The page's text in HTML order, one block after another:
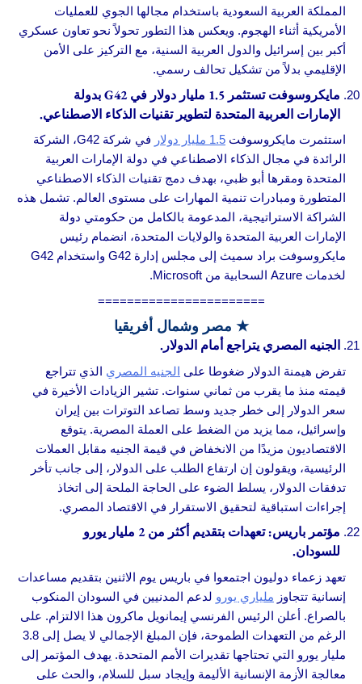
المملكة العربية السعودية باستخدام مجالها الجوي للعمليات
الأمريكية أثناء الهجوم. ويعكس هذا التطور تحولاً نحو تعاون عسكري
أكبر بين إسرائيل والدول العربية السنية، مع التركيز على الأمن
الإقليمي بدلاً من تشكيل تحالف رسمي.
مايكروسوفت تستثمر 1.5 مليار دولار في G42 بدولة
الإمارات العربية المتحدة لتطوير تقنيات الذكاء الاصطناعي.
استثمرت مايكروسوفت 1.5 مليار دولار
في شركة G42، الشركة
الرائدة في مجال الذكاء الاصطناعي في دولة الإمارات العربية
المتحدة ومقرها أبو ظبي، بهدف دمج تقنيات الذكاء الاصطناعي
المتطورة ومبادرات تنمية المهارات على مستوى العالم. تشمل هذه
الشراكة الاستراتيجية، المدعومة بالكامل من حكومتي دولة
الإمارات العربية المتحدة والولايات المتحدة، انضمام رئيس
مايكروسوفت براد سميث إلى مجلس إدارة G42 واستخدام G42
لخدمات Azure السحابية من Microsoft.
=======================
★ مصر وشمال أفريقيا
الجنيه المصري يتراجع أمام الدولار.
تفرض هيمنة الدولار ضغوطا على الجنيه المصري الذي تتراجع
قيمته منذ ما يقرب من ثماني سنوات. تشير الزيادات الأخيرة في
سعر الدولار إلى خطر جديد وسط تصاعد التوترات بين إيران
وإسرائيل، مما يزيد من الضغط على العملة المصرية. يتوقع
الاقتصاديون مزيدًا من الانخفاض في قيمة الجنيه مقابل العملات
الرئيسية، ويقولون إن ارتفاع الطلب على الدولار، إلى جانب تأخر
تدفقات الدولار، يسلط الضوء على الحاجة الملحة إلى اتخاذ
إجراءات استباقية لتحقيق الاستقرار في الاقتصاد المصري.
مؤتمر باريس: تعهدات بتقديم أكثر من 2 مليار يورو
للسودان.
تعهد زعماء دوليون اجتمعوا في باريس يوم الاثنين بتقديم مساعدات
إنسانية تتجاوز ملياري يورو لدعم المدنيين في السودان المنكوب
بالصراع. أعلن الرئيس الفرنسي إيمانويل ماكرون هذا الالتزام. على
الرغم من التعهدات الطموحة، فإن المبلغ الإجمالي لا يصل إلى 3.8
مليار يورو التي تحتاجها تقديرات الأمم المتحدة. يهدف المؤتمر إلى
معالجة الأزمة الإنسانية الأليمة وإيجاد سبل للسلام، والحث على